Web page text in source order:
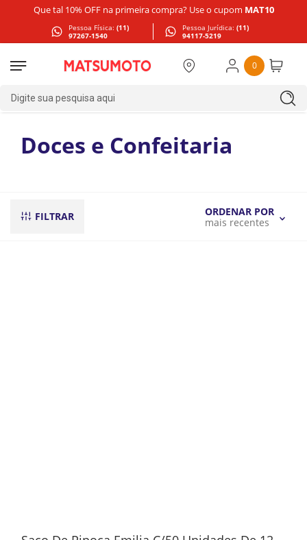
Que tal 10% OFF na primeira compra? Use o cupom MAT10
Pessoa Física: (11)
97267-1540
Pessoa Jurídica: (11)
94117-5219
0
Digite sua pesquisa aqui
Doces e Confeitaria
FILTRAR
ORDENAR POR
mais recentes